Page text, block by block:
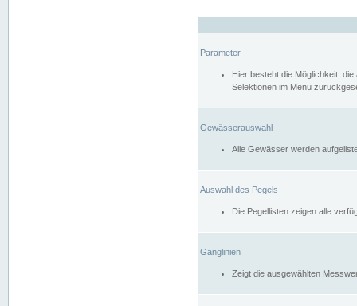
Parameter
Hier besteht die Möglichkeit,
Selektionen im Menü
Gewässerauswahl
Alle Gewässer werden
Auswahl des Pegels
Die Pegellisten zeigen alle
Ganglinien
Zeigt die ausgewählten